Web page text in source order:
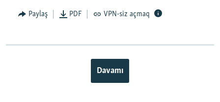
Paylaş PDF VPN-siz açmaq
Davamı